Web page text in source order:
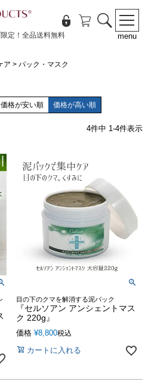
menu
定！全品送料無料
ア パック・マスク
価格が安い順 価格が高い順
4件中 1-4件表示
目の下のクマを解消する泥パック
『セルソアン アンシェントマス
ク 220g』
価格 ¥8,800税込
カートに入れる